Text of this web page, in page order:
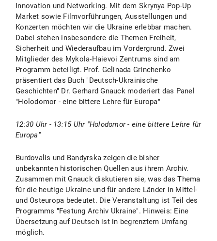
Innovation und Networking. Mit dem Skrynya Pop-Up
Market sowie Filmvorführungen, Ausstellungen und
Konzerten möchten wir die Ukraine erlebbar machen.
Dabei stehen insbesondere die Themen Freiheit,
Sicherheit und Wiederaufbau im Vordergrund. Zwei
Mitglieder des Mykola-Haievoi Zentrums sind am
Programm beteiligt. Prof. Gelinada Grinchenko
präsentiert das Buch "Deutsch-Ukrainische
Geschichten" Dr. Gerhard Gnauck moderiert das Panel
"Holodomor - eine bittere Lehre für Europa"
12:30 Uhr - 13:15 Uhr "Holodomor - eine bittere Lehre für
Europa"
Burdovalis und Bandyrska zeigen die bisher
unbekannten historischen Quellen aus ihrem Archiv.
Zusammen mit Gnauck diskutieren sie, was das Thema
für die heutige Ukraine und für andere Länder in Mittel-
und Osteuropa bedeutet. Die Veranstaltung ist Teil des
Programms "Festung Archiv Ukraine". Hinweis: Eine
Übersetzung auf Deutsch ist in begrenztem Umfang
möglich.